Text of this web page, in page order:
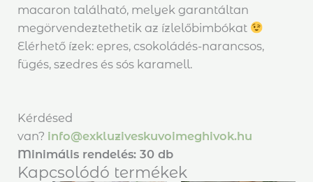
macaron található, melyek garantáltan
megörvendeztethetik az ízlelőbimbókat
Elérhető ízek: epres, csokoládés-narancsos,
fügés, szedres és sós karamell.
Kérdésed
van? info@exkluziveskuvoimeghivok.hu
Minimális rendelés: 30 db
Kapcsolódó termékek